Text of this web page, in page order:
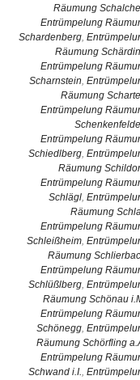
Räumung
Entrümpelung
Schardenberg,
Räumung
Entrümpelung
Scharnstein,
Räumung
Entrümpelung
Entrümpelung
Schiedlberg,
Räumung
Entrümpelung
Schlägl,
Räumung
Entrümpelung
Schleißheim,
Räumung
Entrümpelung
Schlüßlberg,
Räumung Schönau
Entrümpelung
Schönegg,
Räumung Schörfling
Entrümpelung
Schwand i.I.,